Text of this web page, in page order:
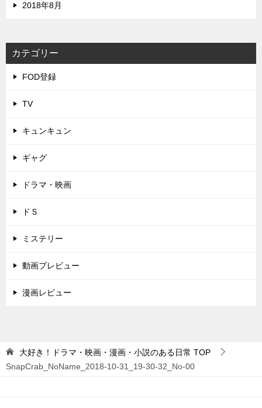
2018年8月
カテゴリー
FOD登録
TV
キュンキュン
ギャグ
ドラマ・映画
ドＳ
ミステリー
動画プレビュー
漫画レビュー
大好き！ドラマ・映画・漫画・小説のある日常 TOP
SnapCrab_NoName_2018-10-31_19-30-32_No-00